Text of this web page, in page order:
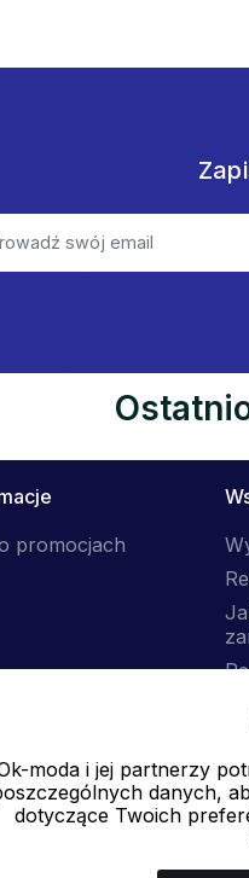
promocjach
E-
moda i jej partnerzy
danych,
dotyczące Twoich